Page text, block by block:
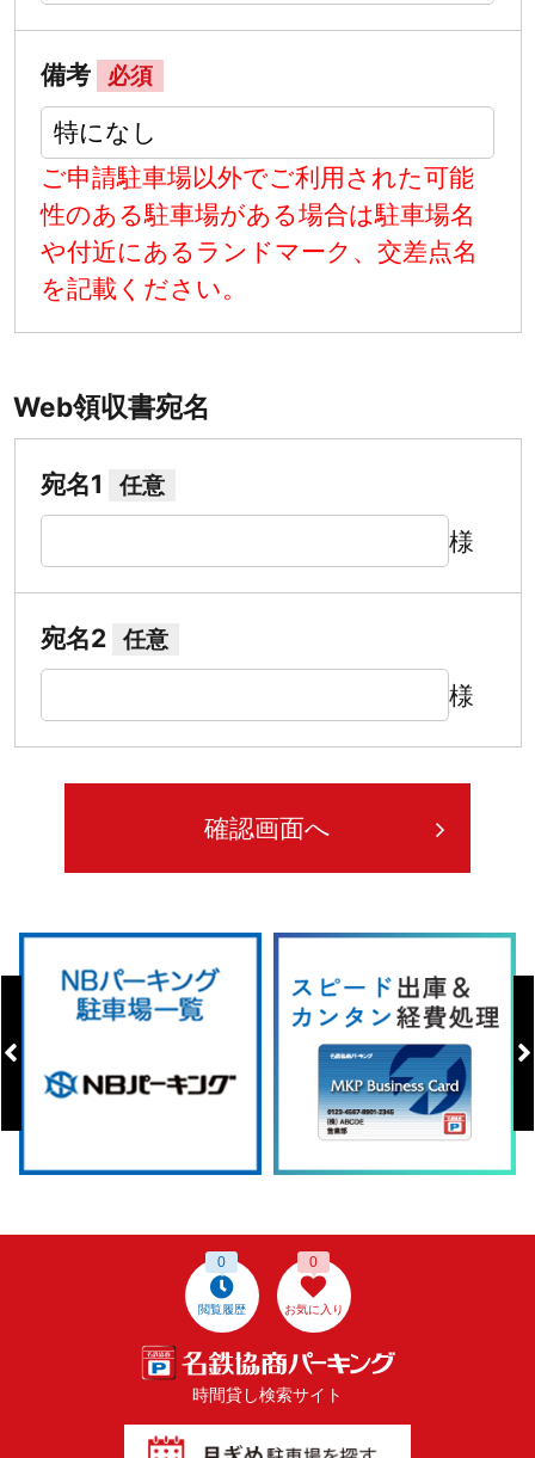
備考 必須
ご申請駐車場以外でご利用された可能
性のある駐車場がある場合は駐車場名
や付近にあるランドマーク、交差点名
を記載ください。
Web領収書宛名
宛名1 任意
様
宛名2 任意
様
閲覧履歴
0
お気に入り
0
時間貸し検索サイト